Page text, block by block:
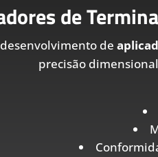
de
de
precisão